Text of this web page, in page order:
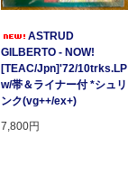
ASTRUD
GILBERTO - NOW!
[TEAC/Jpn]'72/10trks.LP
w/帯＆ライナー付 *シュリ
ンク(vg++/ex+)
7,800円